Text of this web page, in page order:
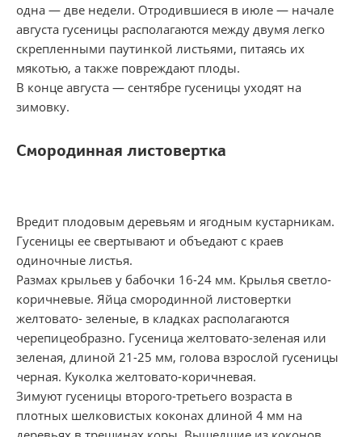
одна — две недели. Отродившиеся в июле — начале
августа гусеницы располагаются между двумя легко
скрепленными паутинкой листьями, питаясь их
мякотью, а также повреждают плоды.
В конце августа — сентябре гусеницы уходят на
зимовку.
Смородинная листовертка
Вредит плодовым деревьям и ягодным кустарникам.
Гусеницы ее свертывают и объедают с краев
одиночные листья.
Размах крыльев у бабочки 16-24 мм. Крылья светло-
коричневые. Яйца смородинной листовертки
желтовато- зеленые, в кладках располагаются
черепицеобразно. Гусеница желтовато-зеленая или
зеленая, длиной 21-25 мм, голова взрослой гусеницы
черная. Куколка желтовато-коричневая.
Зимуют гусеницы второго-третьего возраста в
плотных шелковистых коконах длиной 4 мм на